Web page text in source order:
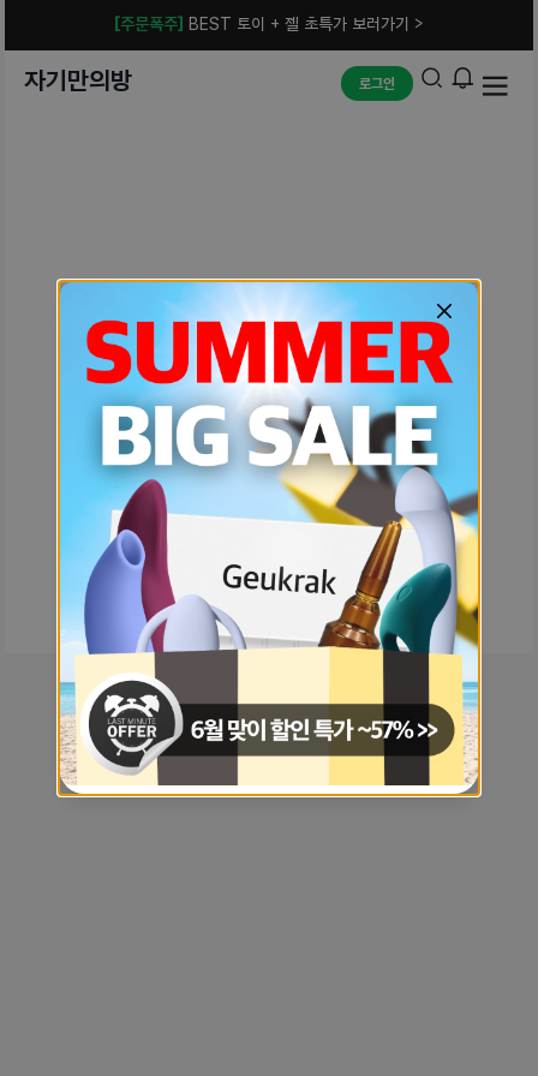
[주문폭주] BEST 토이 + 젤 초특가 보러가기 >
자기만의방 로그인
예상치 못한 에러입니다.